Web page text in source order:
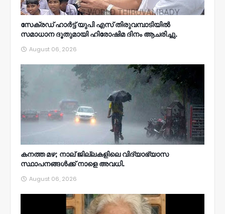
സേക്രഡ് ഹാർട്ട് യുപി എസ് തിരുവമ്പാടിയിൽ
സമാധാന ദൂതുമായി ഹിരോഷിമ ദിനം ആചരിച്ചു.
August 06, 2026
കനത്ത മഴ; നാല്‌ ജില്ലകളിലെ വിദ്യാഭ്യാസ
സ്ഥാപനങ്ങൾക്ക് നാളെ അവധി.
August 06, 2026